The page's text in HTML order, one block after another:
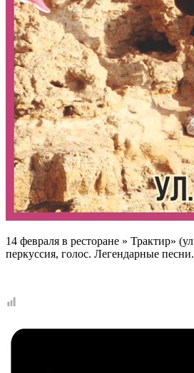
14 февраля в ресторане » Трактир»
перкуссия, голос. Легендарные